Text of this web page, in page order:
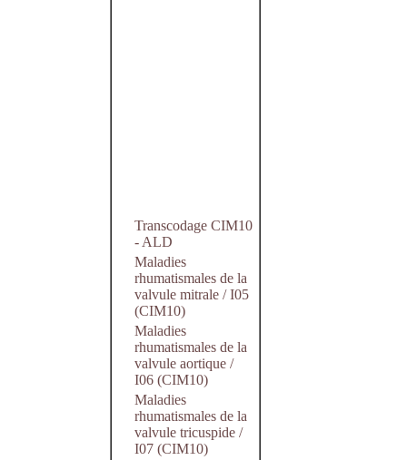
Transcodage CIM10
- ALD
Maladies
rhumatismales de la
valvule mitrale / I05
(CIM10)
Maladies
rhumatismales de la
valvule aortique /
I06 (CIM10)
Maladies
rhumatismales de la
valvule tricuspide /
I07 (CIM10)